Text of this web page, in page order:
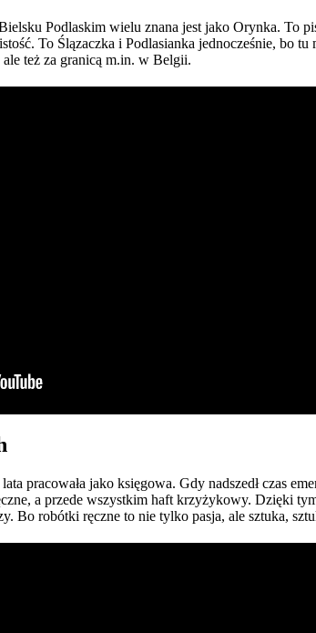
Podlaskim wielu znana jest jako Orynka. To
To Ślązaczka i Podlasianka jednocześnie, bo
też za granicą m.in. w Belgii.
pracowała jako księgowa. Gdy nadszedł czas
a przede wszystkim haft krzyżykowy. Dzięki
Bo robótki ręczne to nie tylko pasja, ale sztuka,